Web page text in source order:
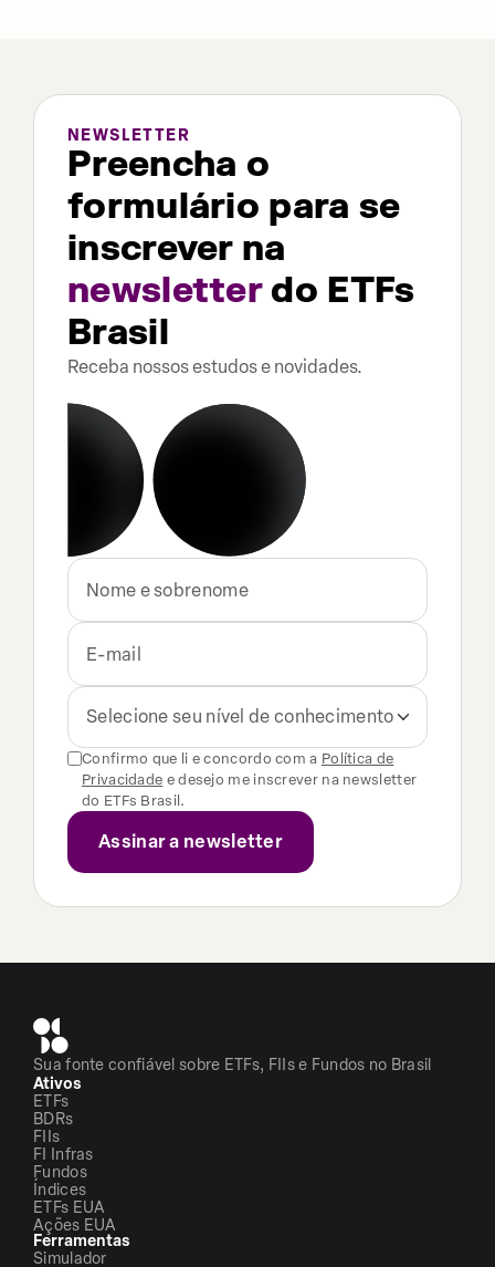
NEWSLETTER
Preencha o
formulário para se
inscrever na
newsletterdo ETFs
Brasil
Receba nossos estudos e novidades.
Selecione seu nível de conhecimento
Confirmo que li e concordo com a Política de
Privacidade e desejo me inscrever na newsletter
do ETFs Brasil.
Sua fonte confiável sobre ETFs, FIIs e Fundos no Brasil
Ativos
ETFs
BDRs
FIIs
FI Infras
Fundos
Índices
ETFs EUA
Ações EUA
Ferramentas
Simulador